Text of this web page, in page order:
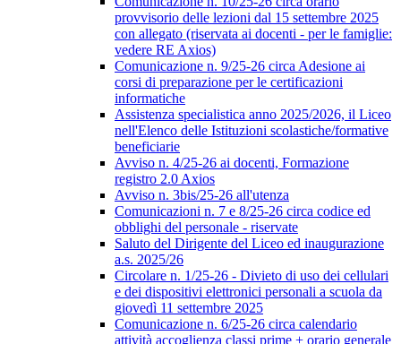
provvisorio delle lezioni dal 15 settembre 2025
con allegato (riservata ai docenti - per le famiglie:
vedere RE Axios)
Comunicazione n. 9/25-26 circa Adesione ai
corsi di preparazione per le certificazioni
informatiche
Assistenza specialistica anno 2025/2026, il Liceo
nell'Elenco delle Istituzioni scolastiche/formative
beneficiarie
Avviso n. 4/25-26 ai docenti, Formazione
registro 2.0 Axios
Avviso n. 3bis/25-26 all'utenza
Comunicazioni n. 7 e 8/25-26 circa codice ed
obblighi del personale - riservate
Saluto del Dirigente del Liceo ed inaugurazione
a.s. 2025/26
Circolare n. 1/25-26 - Divieto di uso dei cellulari
e dei dispositivi elettronici personali a scuola da
giovedì 11 settembre 2025
Comunicazione n. 6/25-26 circa calendario
attività accoglienza classi prime + orario generale